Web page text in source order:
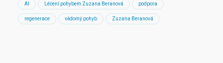
AI Léčení pohybem Zuzana Beranová podpora
regenerace vědomý pohyb Zuzana Beranová